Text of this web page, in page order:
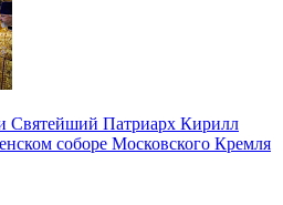
Святейший Патриарх Кирилл
соборе Московского Кремля